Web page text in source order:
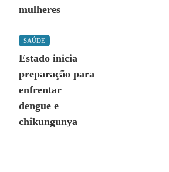
mulheres
SAÚDE
Estado inicia
preparação para
enfrentar
dengue e
chikungunya